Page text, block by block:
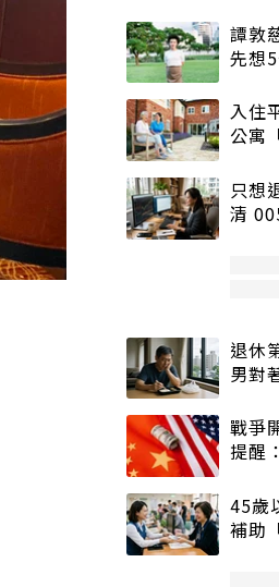
譚敦
先想
入住
公寓
只想
清
退休
男對
戰爭
提醒
45歲
補助